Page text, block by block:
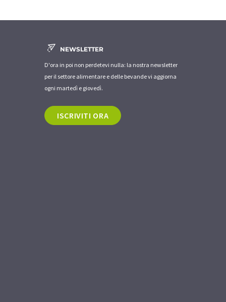
NEWSLETTER
D'ora in poi non perdetevi nulla: la nostra newsletter
per il settore alimentare e delle bevande vi aggiorna
ogni martedì e giovedì.
ISCRIVITI ORA